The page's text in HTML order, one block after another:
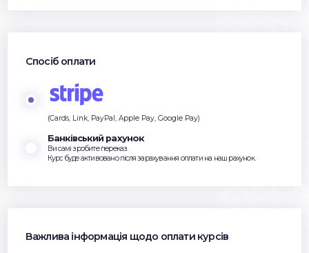
Спосіб оплати
(Cards, Link, PayPal, Apple Pay, Google Pay)
Банківський рахунок
Ви самі зробите переказ.
Курс буде активовано після зарахування оплати на наш рахунок.
Важлива інформація щодо оплати курсів